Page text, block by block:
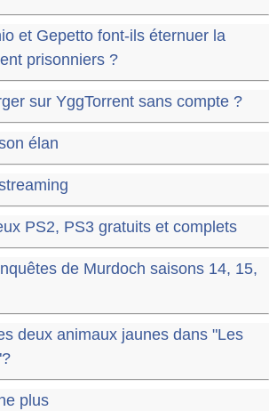
et Gepetto font-ils éternuer la
prisonniers ?
sur YggTorrent sans compte ?
élan
PS2, PS3 gratuits et complets
de Murdoch saisons 14, 15,
deux animaux jaunes dans "Les
plus